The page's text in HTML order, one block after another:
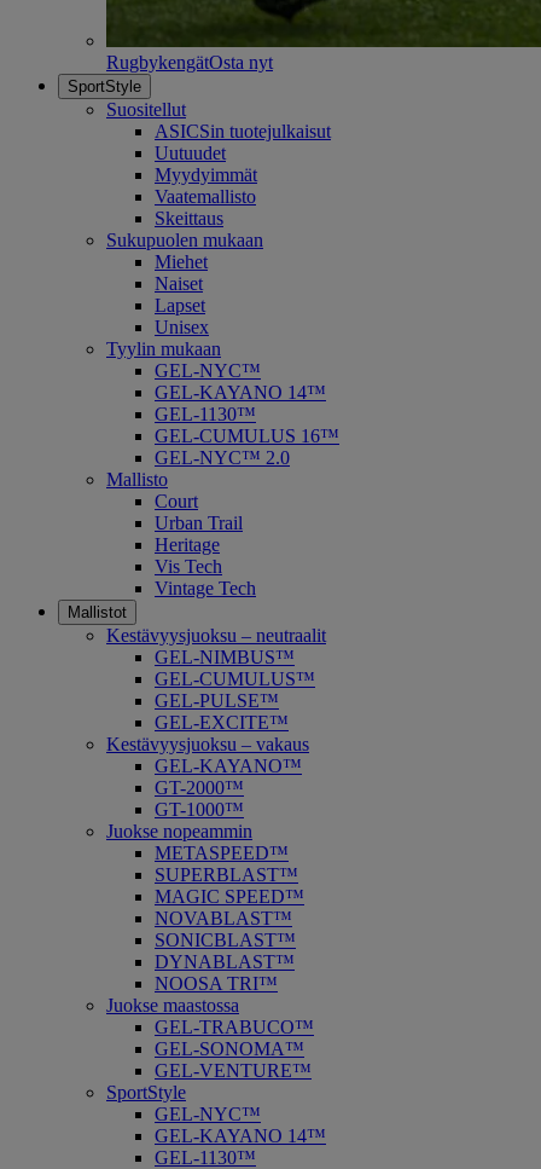
RugbykengätOsta nyt
SportStyle
Suositellut
ASICSin tuotejulkaisut
Uutuudet
Myydyimmät
Vaatemallisto
Skeittaus
Sukupuolen mukaan
Miehet
Naiset
Lapset
Unisex
Tyylin mukaan
GEL-NYC™
GEL-KAYANO 14™
GEL-1130™
GEL-CUMULUS 16™
GEL-NYC™ 2.0
Mallisto
Court
Urban Trail
Heritage
Vis Tech
Vintage Tech
Mallistot
Kestävyysjuoksu – neutraalit
GEL-NIMBUS™
GEL-CUMULUS™
GEL-PULSE™
GEL-EXCITE™
Kestävyysjuoksu – vakaus
GEL-KAYANO™
GT-2000™
GT-1000™
Juokse nopeammin
METASPEED™
SUPERBLAST™
MAGIC SPEED™
NOVABLAST™
SONICBLAST™
DYNABLAST™
NOOSA TRI™
Juokse maastossa
GEL-TRABUCO™
GEL-SONOMA™
GEL-VENTURE™
SportStyle
GEL-NYC™
GEL-KAYANO 14™
GEL-1130™